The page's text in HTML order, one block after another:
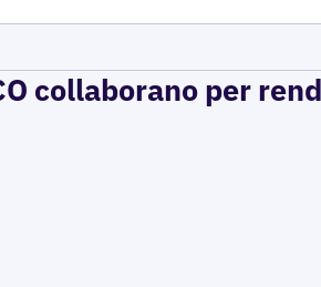
collaborano per